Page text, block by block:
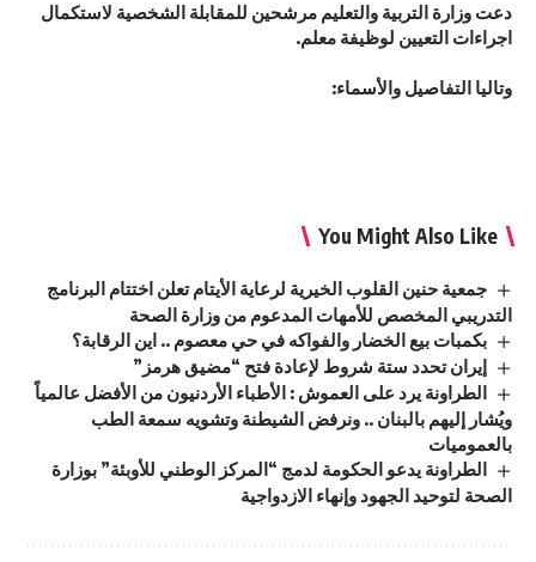
دعت وزارة التربية والتعليم مرشحين للمقابلة الشخصية لاستكمال
اجراءات التعيين لوظيفة معلم.
وتاليا التفاصيل والأسماء:
You Might Also Like
جمعية حنين القلوب الخيرية لرعاية الأيتام تعلن اختتام البرنامج
التدريبي المخصص للأمهات المدعوم من وزارة الصحة
بكمبات بيع الخضار والفواكه في حي معصوم .. اين الرقابة؟
إيران تحدد ستة شروط لإعادة فتح “مضيق هرمز”
الطراونة يرد على العموش : الأطباء الأردنيون من الأفضل عالمياً
ويُشار إليهم بالبنان .. ونرفض الشيطنة وتشويه سمعة الطب
بالعموميات
الطراونة يدعو الحكومة لدمج “المركز الوطني للأوبئة” بوزارة
الصحة لتوحيد الجهود وإنهاء الازدواجية